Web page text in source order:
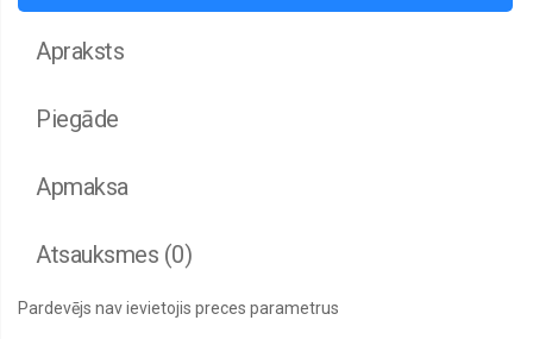
Apraksts
Piegāde
Apmaksa
Atsauksmes (0)
Pardevējs nav ievietojis preces parametrus